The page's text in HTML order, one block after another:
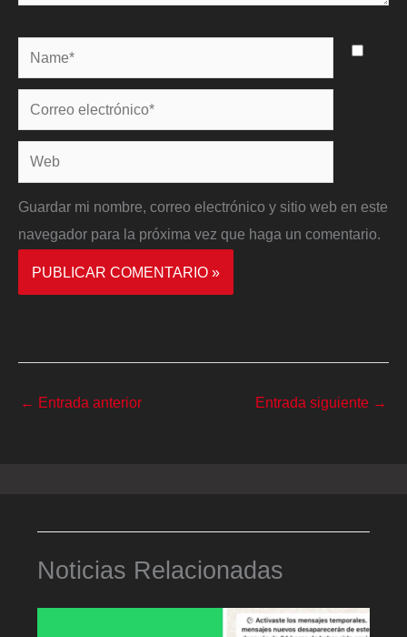
Name*
Correo
electrónico*
Web
Guardar mi nombre, correo electrónico y sitio web en este
navegador para la próxima vez que haga un comentario.
← Entrada anterior Entrada siguiente →
Noticias Relacionadas